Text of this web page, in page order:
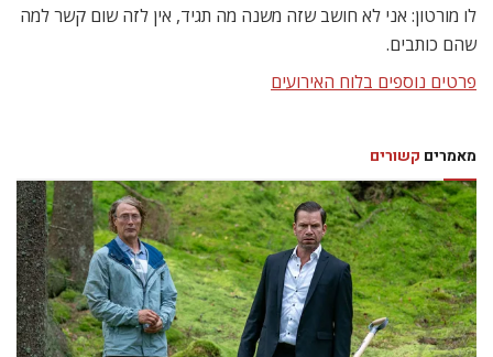
לו מורטון: אני לא חושב שזה משנה מה תגיד, אין לזה שום קשר למה
שהם כותבים.
פרטים נוספים בלוח האירועים
מאמרים קשורים